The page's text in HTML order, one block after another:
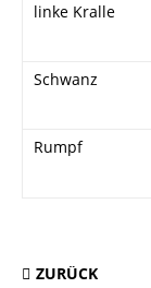
linke Kralle
Schwanz
Rumpf
ZURÜCK